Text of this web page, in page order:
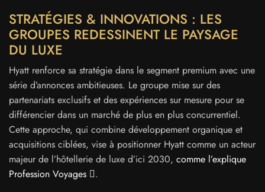
STRATÉGIES & INNOVATIONS : LES
GROUPES REDESSINENT LE PAYSAGE
DU LUXE
Hyatt renforce sa stratégie dans le segment premium avec une
série d’annonces ambitieuses. Le groupe mise sur des
partenariats exclusifs et des expériences sur mesure pour se
différencier dans un marché de plus en plus concurrentiel.
Cette approche, qui combine développement organique et
acquisitions ciblées, vise à positionner Hyatt comme un acteur
majeur de l’hôtellerie de luxe d’ici 2030, comme l’explique
Profession Voyages
.